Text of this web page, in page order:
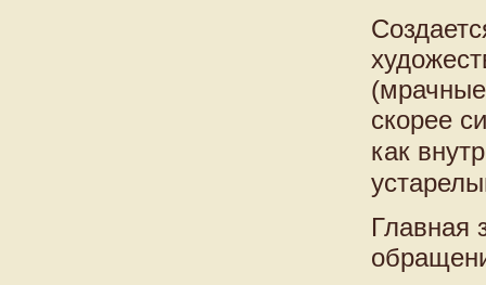
скорее
как
Главная